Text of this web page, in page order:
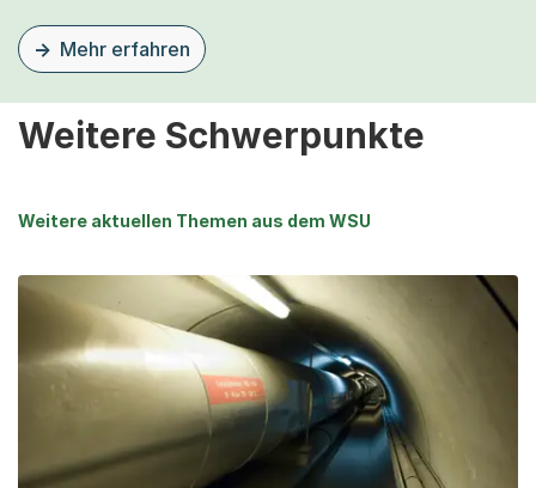
Mehr erfahren
zu dieser Seite Schwerpunkt Solaroffensive
Weitere Schwerpunkte
Weitere aktuellen Themen aus dem WSU